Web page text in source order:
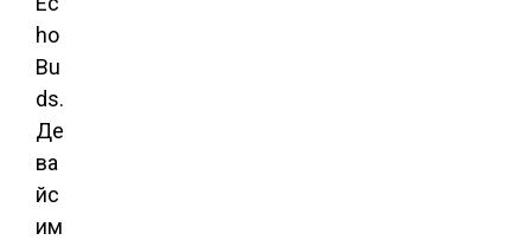
ho
Bu
ds.
Де
ва
йс
им